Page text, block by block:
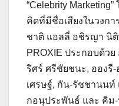
“Celebrity
คิดที่มีชื่อเสียงในวงกา
ชาติ แอลลี่ อชิรญา นิ
PROXIE ประกอบด้ว
ริศร์ ศรีชัยชนะ, อองรี-
เศรษฐ์, กัน-รัชชานนท์
กอนุประพันธ์ และ คิ